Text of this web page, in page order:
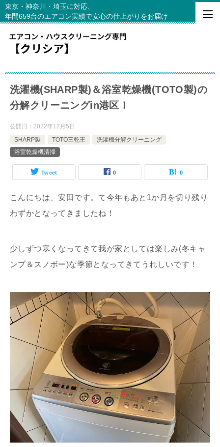
東京・神奈川・埼玉に対応、
年間659台のエアコン実績で安心の仕上がりをお届け
洗濯機(SHARP製)＆浴室乾燥機(TOTO製)の
分解クリーニングin港区！
公開日： 2022年12月5日
SHARP製
TOTO三乾王
洗濯機分解クリーニング
浴室乾燥機清掃
Tweet 0 0
こんにちは、安田です。て今年もあと1か月を切り残り
わずかとなってきましたね！
少しずつ寒くなってきて我が家としては楽しみ(冬キャ
ンプ＆スノボー)な季節となってきてうれしいです！